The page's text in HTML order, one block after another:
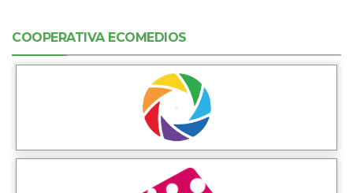
COOPERATIVA ECOMEDIOS